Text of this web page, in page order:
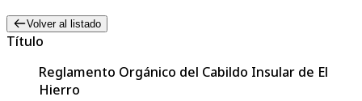
Volver al listado
Título
Reglamento Orgánico del Cabildo Insular de El
Hierro